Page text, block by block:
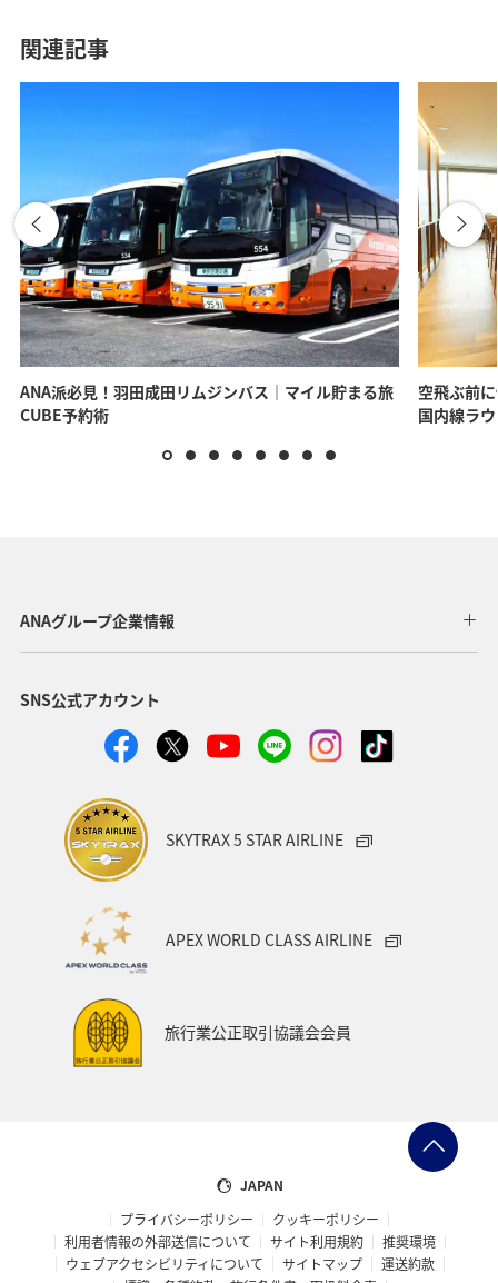
関連記事
ANA派必見！羽田成田リムジンバス｜マイル貯まる旅
CUBE予約術
空飛ぶ前
国内線ラ
ANAグループ企業情報
SNS公式アカウント
SKYTRAX 5 STAR AIRLINE
APEX WORLD CLASS AIRLINE
旅行業公正取引協議会会員
JAPAN
プライバシーポリシー
クッキーポリシー
利用者情報の外部送信について
サイト利用規約
推奨環境
ウェブアクセシビリティについて
サイトマップ
運送約款